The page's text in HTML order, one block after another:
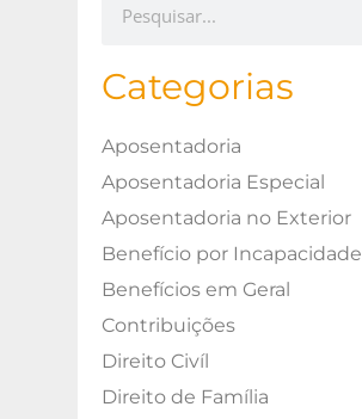
Categorias
Aposentadoria
Aposentadoria Especial
Aposentadoria no Exterior
Benefício por Incapacidade
Benefícios em Geral
Contribuições
Direito Civíl
Direito de Família